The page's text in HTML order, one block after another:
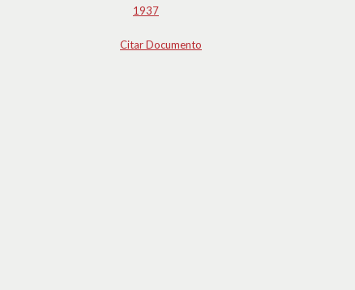
1937
Citar Documento